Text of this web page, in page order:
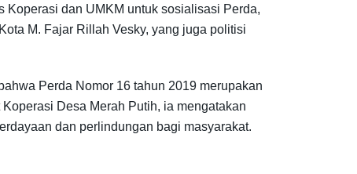
Koperasi dan UMKM untuk sosialisasi Perda,
M. Fajar Rillah Vesky, yang juga politisi
Perda Nomor 16 tahun 2019 merupakan
Desa Merah Putih, ia mengatakan
dan perlindungan bagi masyarakat.